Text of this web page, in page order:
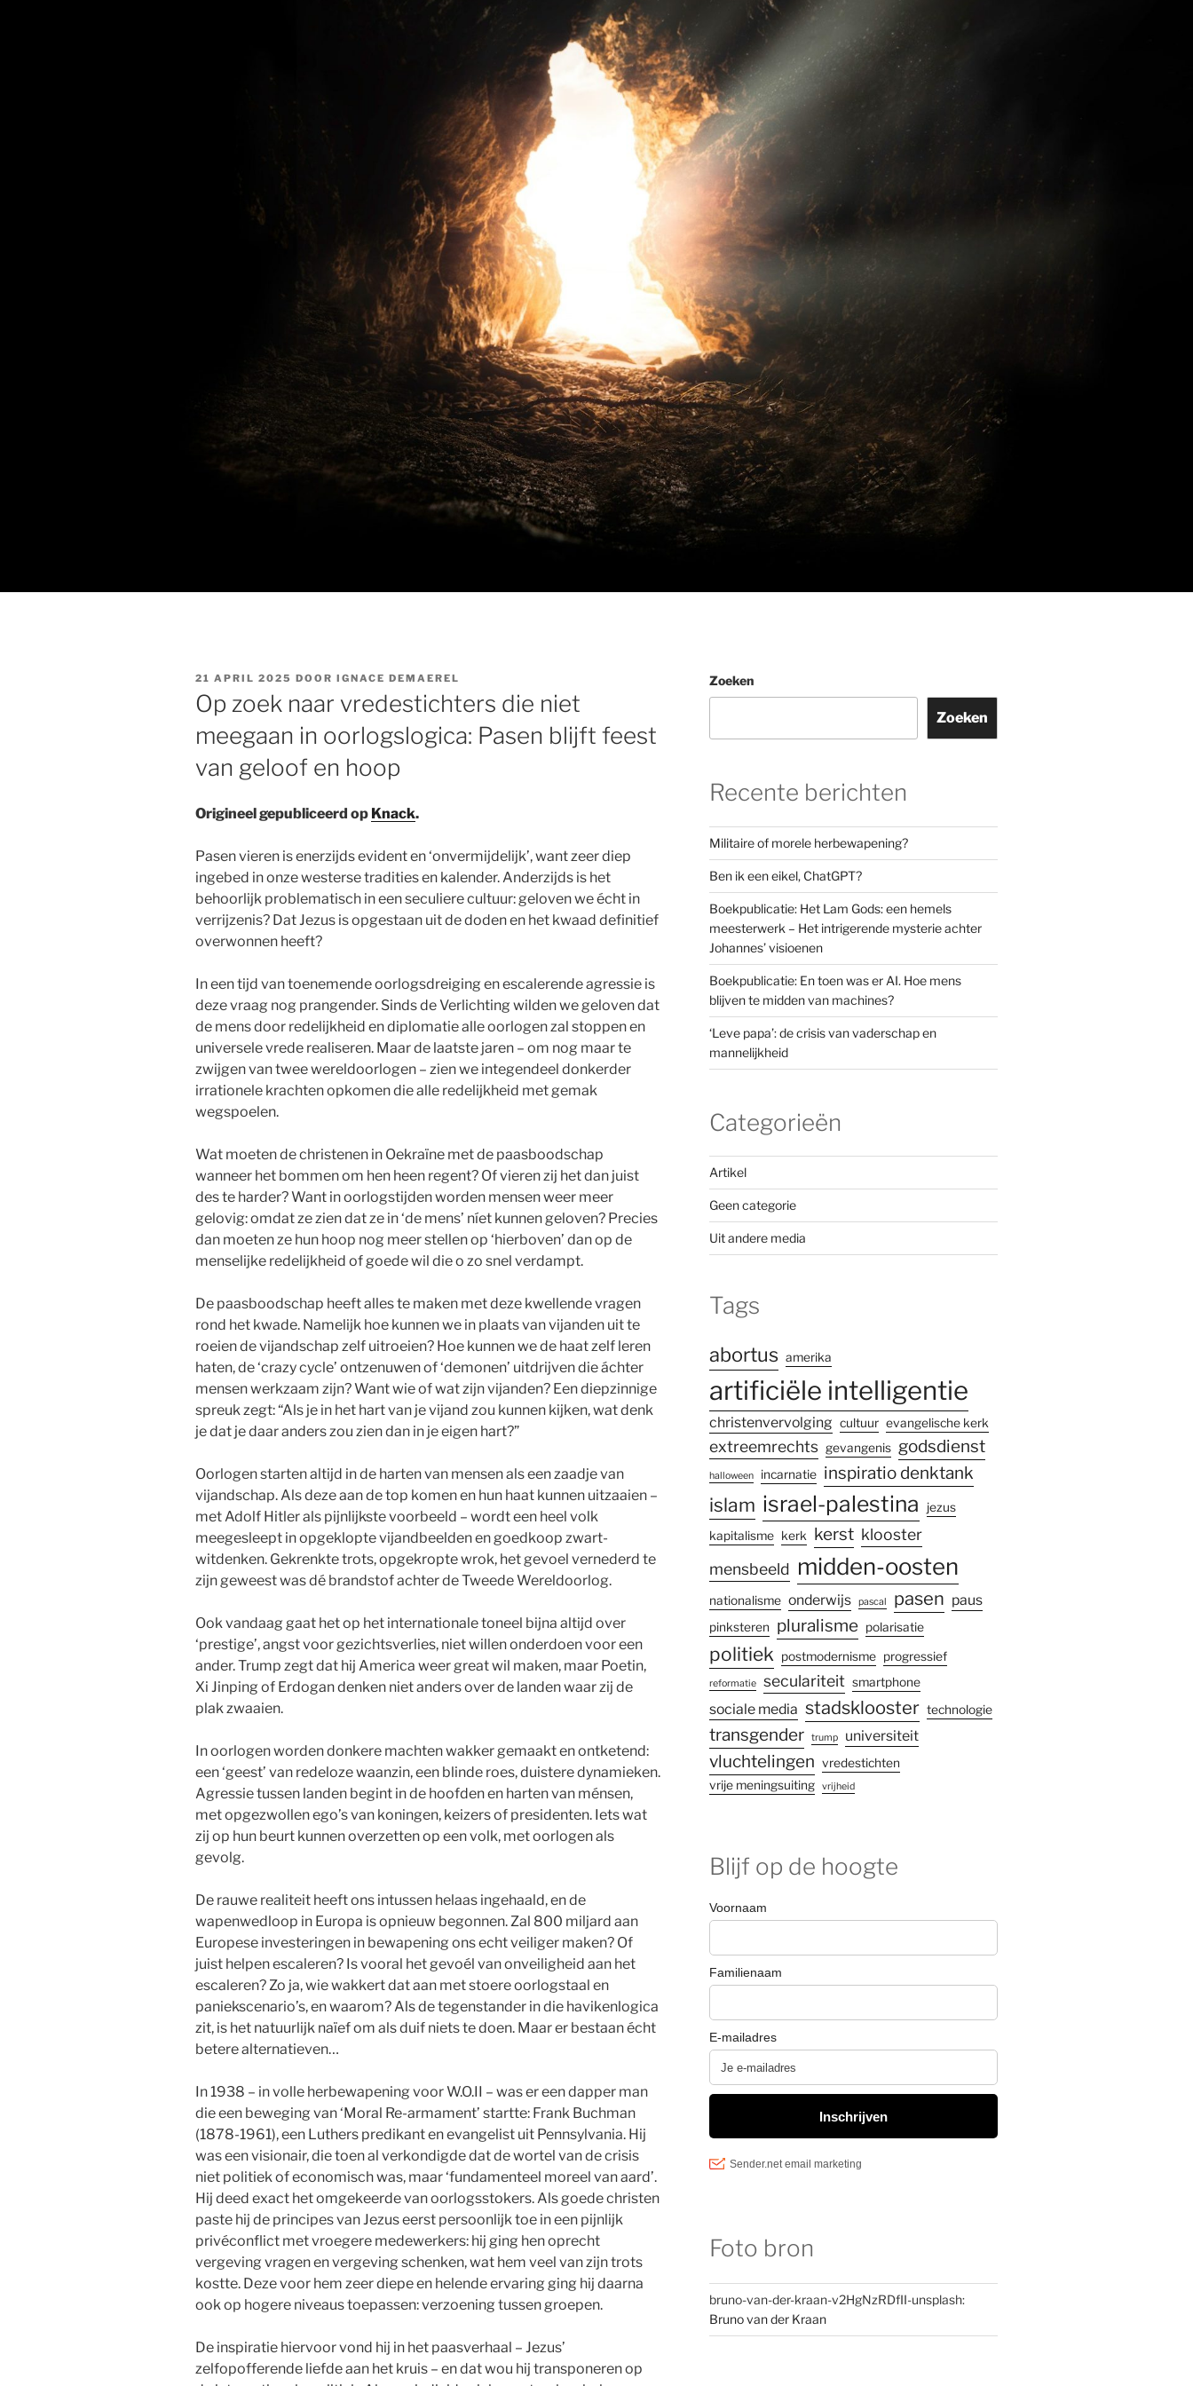
GEPLAATST
OP
21 APRIL 2025 DOOR IGNACE DEMAEREL
Op zoek naar vredestichters die niet
meegaan in oorlogslogica: Pasen blijft feest
van geloof en hoop
Origineel gepubliceerd op Knack.
Pasen vieren is enerzijds evident en ‘onvermijdelijk’, want zeer diep
ingebed in onze westerse tradities en kalender. Anderzijds is het
behoorlijk problematisch in een seculiere cultuur: geloven we écht in
verrijzenis? Dat Jezus is opgestaan uit de doden en het kwaad definitief
overwonnen heeft?
In een tijd van toenemende oorlogsdreiging en escalerende agressie is
deze vraag nog prangender. Sinds de Verlichting wilden we geloven dat
de mens door redelijkheid en diplomatie alle oorlogen zal stoppen en
universele vrede realiseren. Maar de laatste jaren – om nog maar te
zwijgen van twee wereldoorlogen – zien we integendeel donkerder
irrationele krachten opkomen die alle redelijkheid met gemak
wegspoelen.
Wat moeten de christenen in Oekraïne met de paasboodschap
wanneer het bommen om hen heen regent? Of vieren zij het dan juist
des te harder? Want in oorlogstijden worden mensen weer meer
gelovig: omdat ze zien dat ze in ‘de mens’ níet kunnen geloven? Precies
dan moeten ze hun hoop nog meer stellen op ‘hierboven’ dan op de
menselijke redelijkheid of goede wil die o zo snel verdampt.
De paasboodschap heeft alles te maken met deze kwellende vragen
rond het kwade. Namelijk hoe kunnen we in plaats van vijanden uit te
roeien de vijandschap zelf uitroeien? Hoe kunnen we de haat zelf leren
haten, de ‘crazy cycle’ ontzenuwen of ‘demonen’ uitdrijven die áchter
mensen werkzaam zijn? Want wie of wat zijn vijanden? Een diepzinnige
spreuk zegt: “Als je in het hart van je vijand zou kunnen kijken, wat denk
je dat je daar anders zou zien dan in je eigen hart?”
Oorlogen starten altijd in de harten van mensen als een zaadje van
vijandschap. Als deze aan de top komen en hun haat kunnen uitzaaien –
met Adolf Hitler als pijnlijkste voorbeeld – wordt een heel volk
meegesleept in opgeklopte vijandbeelden en goedkoop zwart-
witdenken. Gekrenkte trots, opgekropte wrok, het gevoel vernederd te
zijn geweest was dé brandstof achter de Tweede Wereldoorlog.
Ook vandaag gaat het op het internationale toneel bijna altijd over
‘prestige’, angst voor gezichtsverlies, niet willen onderdoen voor een
ander. Trump zegt dat hij America weer great wil maken, maar Poetin,
Xi Jinping of Erdogan denken niet anders over de landen waar zij de
plak zwaaien.
In oorlogen worden donkere machten wakker gemaakt en ontketend:
een ‘geest’ van redeloze waanzin, een blinde roes, duistere dynamieken.
Agressie tussen landen begint in de hoofden en harten van ménsen,
met opgezwollen ego’s van koningen, keizers of presidenten. Iets wat
zij op hun beurt kunnen overzetten op een volk, met oorlogen als
gevolg.
De rauwe realiteit heeft ons intussen helaas ingehaald, en de
wapenwedloop in Europa is opnieuw begonnen. Zal 800 miljard aan
Europese investeringen in bewapening ons echt veiliger maken? Of
juist helpen escaleren? Is vooral het gevoél van onveiligheid aan het
escaleren? Zo ja, wie wakkert dat aan met stoere oorlogstaal en
paniekscenario’s, en waarom? Als de tegenstander in die havikenlogica
zit, is het natuurlijk naïef om als duif niets te doen. Maar er bestaan écht
betere alternatieven…
In 1938 – in volle herbewapening voor W.O.II – was er een dapper man
die een beweging van ‘Moral Re-armament’ startte: Frank Buchman
(1878-1961), een Luthers predikant en evangelist uit Pennsylvania. Hij
was een visionair, die toen al verkondigde dat de wortel van de crisis
niet politiek of economisch was, maar ‘fundamenteel moreel van aard’.
Hij deed exact het omgekeerde van oorlogsstokers. Als goede christen
paste hij de principes van Jezus eerst persoonlijk toe in een pijnlijk
privéconflict met vroegere medewerkers: hij ging hen oprecht
vergeving vragen en vergeving schenken, wat hem veel van zijn trots
kostte. Deze voor hem zeer diepe en helende ervaring ging hij daarna
ook op hogere niveaus toepassen: verzoening tussen groepen.
De inspiratie hiervoor vond hij in het paasverhaal – Jezus’
zelfopofferende liefde aan het kruis – en dat wou hij transponeren op
Zoeken
Zoeken
Recente berichten
Militaire of morele herbewapening?
Ben ik een eikel, ChatGPT?
Boekpublicatie: Het Lam Gods: een hemels
meesterwerk – Het intrigerende mysterie achter
Johannes’ visioenen
Boekpublicatie: En toen was er AI. Hoe mens
blijven te midden van machines?
‘Leve papa’: de crisis van vaderschap en
mannelijkheid
Categorieën
Artikel
Geen categorie
Uit andere media
Tags
abortus amerika
artificiële intelligentie
christenvervolging cultuur evangelische kerk
extreemrechts gevangenis godsdienst
halloween incarnatie inspiratio denktank
islam israel-palestina
jezus
kapitalisme kerk kerst klooster
mensbeeld midden-oosten
nationalisme onderwijs pascal pasen paus
pinksteren pluralisme polarisatie
politiek postmodernisme progressief
reformatie seculariteit smartphone
sociale media stadsklooster technologie
transgender trump universiteit
vluchtelingen vredestichten
vrije meningsuiting
vrijheid
Blijf op de hoogte
Foto bron
bruno-van-der-kraan-v2HgNzRDfII-unsplash:
Bruno van der Kraan